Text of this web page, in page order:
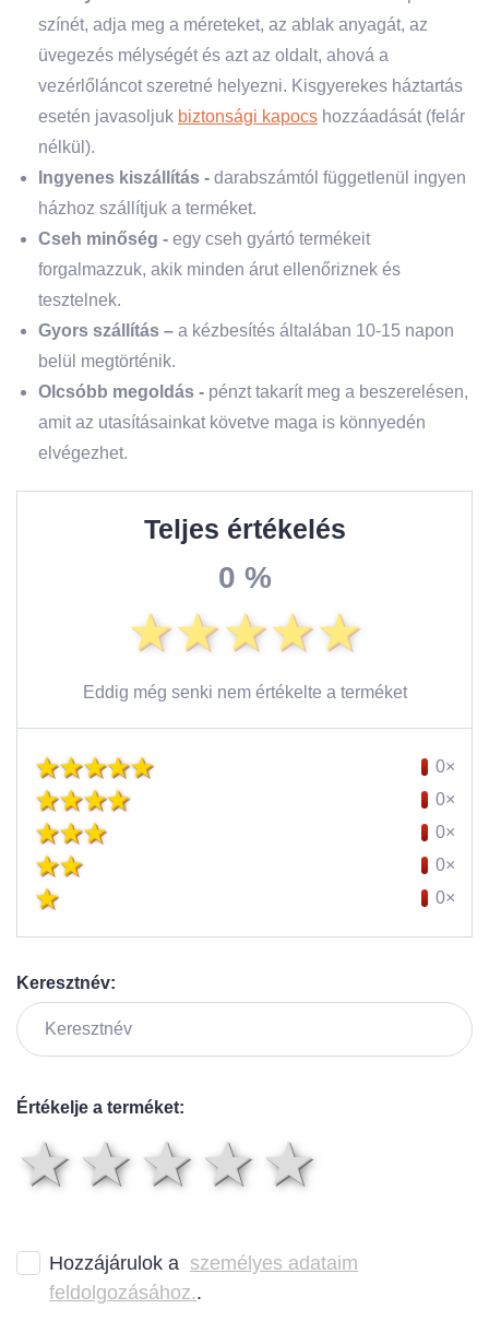
színét, adja meg a méreteket, az ablak anyagát, az
üvegezés mélységét és azt az oldalt, ahová a
vezérlőláncot szeretné helyezni. Kisgyerekes háztartás
esetén javasoljuk biztonsági kapocs hozzáadását (felár
nélkül).
Ingyenes kiszállítás - darabszámtól függetlenül ingyen
házhoz szállítjuk a terméket.
Cseh minőség - egy cseh gyártó termékeit
forgalmazzuk, akik minden árut ellenőriznek és
tesztelnek.
Gyors szállítás – a kézbesítés általában 10-15 napon
belül megtörténik.
Olcsóbb megoldás - pénzt takarít meg a beszerelésen,
amit az utasításainkat követve maga is könnyedén
elvégezhet.
Teljes értékelés
0 %
Eddig még senki nem értékelte a terméket
0×
0×
0×
0×
0×
Keresztnév:
Értékelje a terméket:
4
3 csillag
2 csillag
1 csillag
Hozzájárulok a személyes adataim
feldolgozásához..